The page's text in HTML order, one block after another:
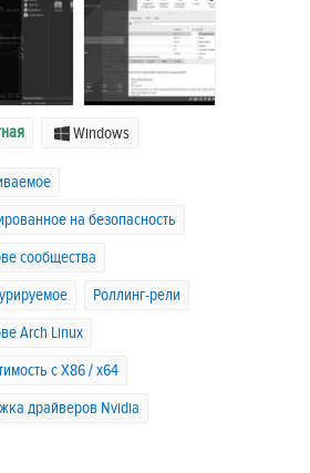
Windows
на безопасность
сообщества
Роллинг-рели
Arch Linux
с X86 / x64
драйверов Nvidia